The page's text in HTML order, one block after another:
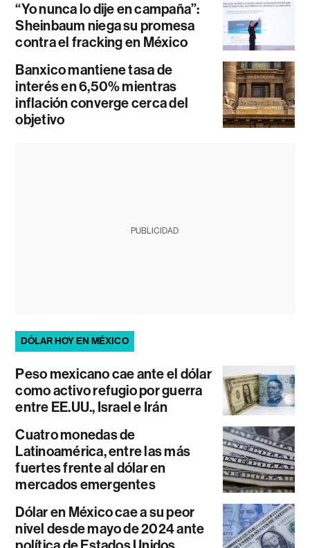
“Yo nunca lo dije en campaña”:
Sheinbaum niega su promesa
contra el fracking en México
Banxico mantiene tasa de
interés en 6,50% mientras
inflación converge cerca del
objetivo
PUBLICIDAD
DÓLAR HOY EN MÉXICO
Peso mexicano cae ante el dólar
como activo refugio por guerra
entre EE.UU., Israel e Irán
Cuatro monedas de
Latinoamérica, entre las más
fuertes frente al dólar en
mercados emergentes
Dólar en México cae a su peor
nivel desde mayo de 2024 ante